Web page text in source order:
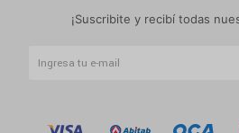
¡Suscribite y recibí todas